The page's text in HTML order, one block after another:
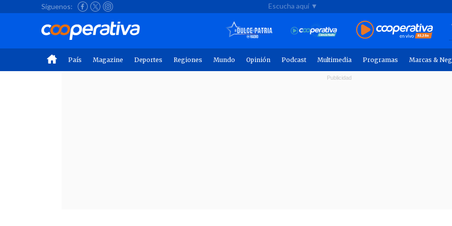
Síguenos: Escucha aquí ▼
País Magazine Deportes Regiones Mundo Opinión Podcast Multimedia Programas Marcas &